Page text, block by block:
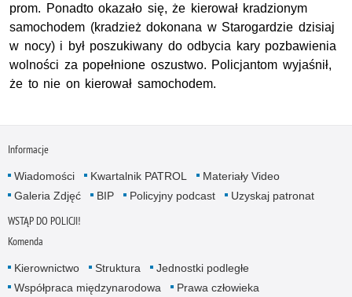
prom. Ponadto okazało się, że kierował kradzionym
samochodem (kradzież dokonana w Starogardzie dzisiaj
w nocy) i był poszukiwany do odbycia kary pozbawienia
wolności za popełnione oszustwo. Policjantom wyjaśnił,
że to nie on kierował samochodem.
Informacje
Wiadomości Kwartalnik PATROL
Materiały Video
Galeria Zdjęć
BIP Policyjny podcast Uzyskaj patronat
WSTĄP DO POLICJI!
Komenda
Kierownictwo Struktura
Jednostki podległe
Współpraca międzynarodowa
Prawa człowieka